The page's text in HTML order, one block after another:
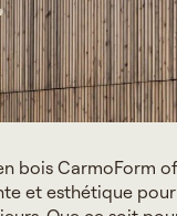
bois CarmoForm
et esthétique pour